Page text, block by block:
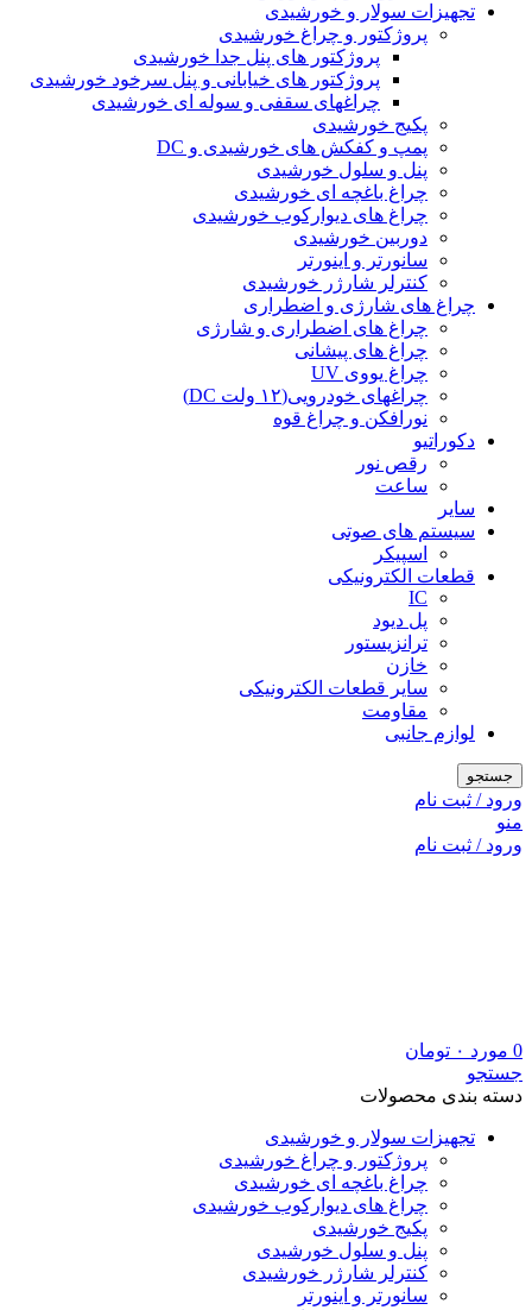
تجهیزات سولار و خورشیدی
پروژکتور و چراغ خورشیدی
پروژکتور های پنل جدا خورشیدی
پروژکتور های خیابانی و پنل سرخود خورشیدی
چراغهای سقفی و سوله ای خورشیدی
پکیج خورشیدی
پمپ و کفکش های خورشیدی و DC
پنل و سلول خورشیدی
چراغ باغچه ای خورشیدی
چراغ های دیوارکوب خورشیدی
دوربین خورشیدی
سانورتر و اینورتر
کنترلر شارژر خورشیدی
چراغ های شارژی و اضطراری
چراغ های اضطراری و شارژی
چراغ های پیشانی
چراغ یووی UV
چراغهای خودرویی(۱۲ ولت DC)
نورافکن و چراغ قوه
دکوراتیو
رقص نور
ساعت
سایر
سیستم های صوتی
اسپیکر
قطعات الکترونیکی
IC
پل دیود
ترانزیستور
خازن
سایر قطعات الکترونیکی
مقاومت
لوازم جانبی
جستجو
ورود / ثبت نام
منو
ورود / ثبت نام
0 مورد ۰ تومان
جستجو
دسته بندی محصولات
تجهیزات سولار و خورشیدی
پروژکتور و چراغ خورشیدی
چراغ باغچه ای خورشیدی
چراغ های دیوارکوب خورشیدی
پکیج خورشیدی
پنل و سلول خورشیدی
کنترلر شارژر خورشیدی
سانورتر و اینورتر